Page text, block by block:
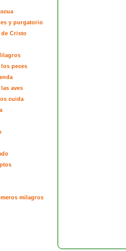
y purgatorio
de Cristo
peces
aves
cuida
milagros